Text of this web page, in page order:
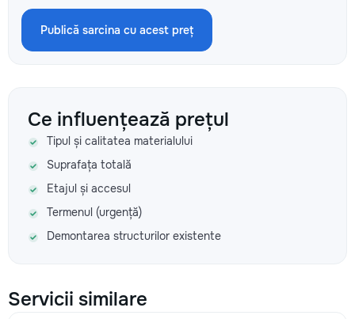
Publică sarcina cu acest preț
Ce influențează prețul
Tipul și calitatea materialului
Suprafața totală
Etajul și accesul
Termenul (urgență)
Demontarea structurilor existente
Servicii similare